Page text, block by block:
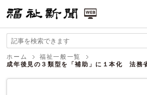
福祉新聞 WEB
ホーム
福祉一般一覧
成年後見の３類型を「補助」に１本化 法務